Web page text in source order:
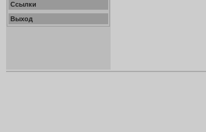
Ссылки
Выход